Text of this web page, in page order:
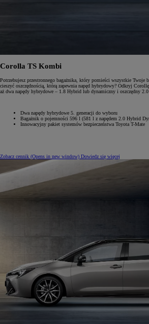
Corolla TS Kombi
Potrzebujesz przestronnego bagażnika, który pomieści wszystkie Twoje
cieszyć oszczędnością, którą zapewnia napęd hybrydowy? Odkryj
aż dwa napędy hybrydowe – 1.8 Hybrid lub dynamiczny i oszczędny
Dwa napędy hybrydowe 5. generacji do wyboru
Bagażnik o pojemności 596 l (581 l z napędem 2.0 Hybrid
Innowacyjny pakiet systemów bezpieczeństwa Toyota T-Mate
Zobacz cennik (Opens in new window) Dowiedz się więcej